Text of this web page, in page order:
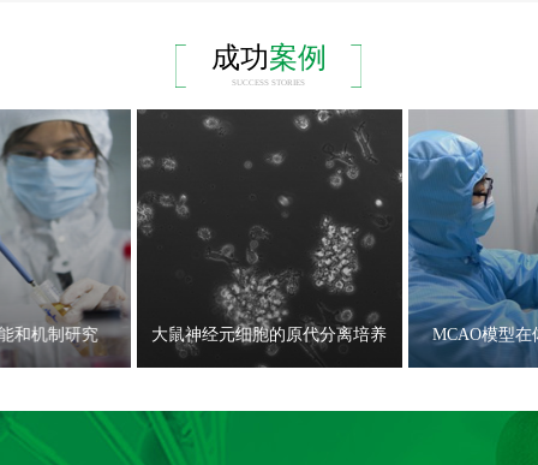
成功案例
SUCCESS STORIES
和机制研究 大鼠神经元细胞的原代分离培养 MCAO模型在